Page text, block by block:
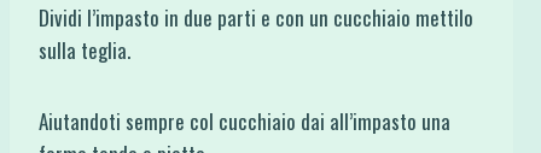
Dividi l’impasto in due parti e con un cucchiaio mettilo
sulla teglia.
Aiutandoti sempre col cucchiaio dai all’impasto una